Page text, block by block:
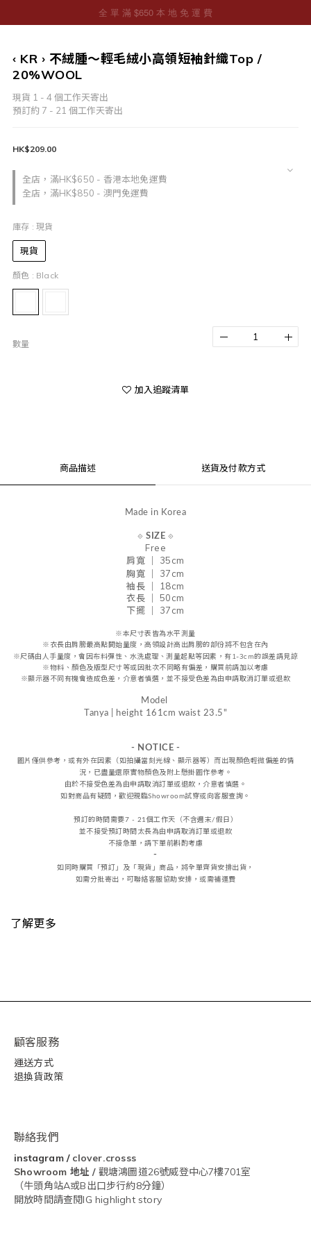
‹ KR › 不絨腫～輕毛絨小高領短袖針織Top /
20%WOOL
現貨 1 - 4 個工作天寄出
預訂約 7 - 21 個工作天寄出
全店，滿HK$650 - 香港本地免運費
全店，滿HK$850 - 澳門免運費
HK$209.00
庫存 : 現貨
現貨
顏色 : Black
數量
加入追蹤清單
商品描述 送貨及付款方式
Made in Korea
⟐ SIZE ⟐
Free
肩寬 ｜ 35cm
胸寬 ｜ 37cm
袖長 ｜ 18cm
衣長 ｜ 50cm
下擺 ｜ 37cm
※本尺寸表皆為水平測量
※ 衣長由肩 膀最高點開始量度，高領設計高出肩膀的部份將不包含在內
※尺碼由人手量度，會因布料彈性、水洗處理、測量起點等因素， 有1-3cm的誤差請見諒
※物料、顏色及版型尺寸等或因批次不同略有偏差，購買前請加以考慮
※顯示器不同有機會造成色差，介意者慎選， 並不接受色差為由申請取消訂單或退款
Model
Tanya | height 161cm waist 23.5"
- NOTICE -
圖片僅供參考，或 有外在因素（如拍攝當刻光線、 顯示器等 ）而出現顏色輕微偏差的情
況， 已盡量還原實物顏色及附上懸掛圖作參考。
由於不接受色差為由申請取消訂單或退款，介意者慎選。
如對商品有疑問，歡迎親臨Showroom試穿或向客服查詢。
預訂的時間需要7 - 21個工作天（不含週末/假日）
並不接受預訂時間太長為由申請取消訂單或退款
不接急單，請下單前斟酌考慮
-
如同時購買「預訂」及「現貨」商品，將全單齊貨安排出貨，
如需分批寄出，可聯絡客服協助安排，或需補運費
了解更多
顧客服務
運送方式
退換貨政策
聯絡我們
instagram/ clover.crosss
Showroom 地址 / 觀塘鴻圖道26號威登中心7樓701室
（牛頭角站A或B出口步行約8分鐘）
開放時間請查閱IG highlight story